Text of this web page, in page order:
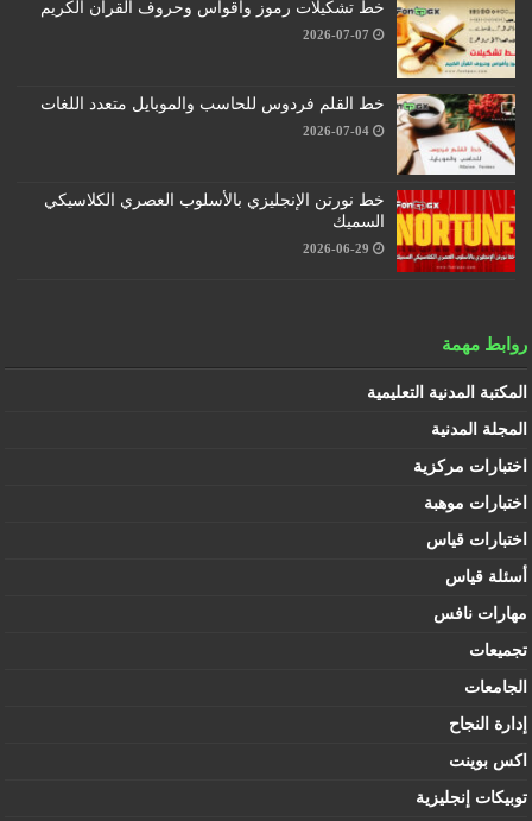
خط تشكيلات رموز وأقواس وحروف القرآن الكريم
2026-07-07
خط القلم فردوس للحاسب والموبايل متعدد اللغات
2026-07-04
خط نورتن الإنجليزي بالأسلوب العصري الكلاسيكي
السميك
2026-06-29
روابط مهمة
المكتبة المدنية التعليمية
المجلة المدنية
اختبارات مركزية
اختبارات موهبة
اختبارات قياس
أسئلة قياس
مهارات نافس
تجميعات
الجامعات
إدارة النجاح
اكس بوينت
توبيكات إنجليزية